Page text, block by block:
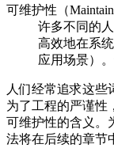
可维护性（
许多不同的
高效地在系
应用场景）
人们经常追求这些
为了工程的严谨性
可维护性的含义。
法将在后续的章节